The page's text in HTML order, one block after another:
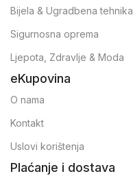
Bijela & Ugradbena tehnika
Sigurnosna oprema
Ljepota, Zdravlje & Moda
eKupovina
O nama
Kontakt
Uslovi korištenja
Plaćanje i dostava